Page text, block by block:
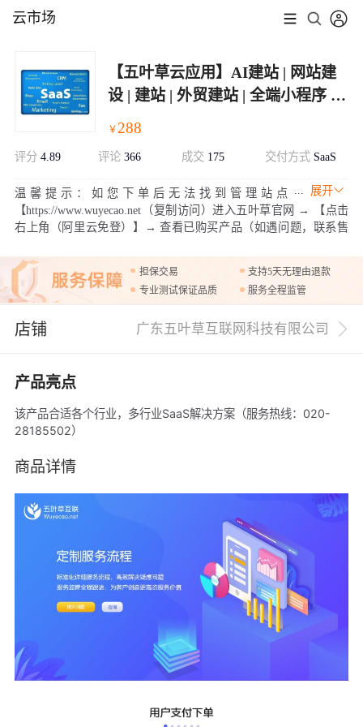
云市场
【五叶草云应用】AI建站 | 网站建
设 | 建站 | 外贸建站 | 全端小程序 |
￥ 288
评分 4.89 评论 366 成交 175 交付方式 SaaS
展开
温馨提示：如您下单后无法找到管理站点
【https://www.wuyecao.net（复制访问）进入五叶草官网 → 【点击
右上角（阿里云免登）】→ 查看已购买产品（如遇问题，联系售
担保交易
支持5天无理由退款
专业测试保证品质
服务全程监管
店铺 广东五叶草互联网科技有限公司
产品亮点
该产品合适各个行业，多行业SaaS解决方案（服务热线：020-
28185502）
商品详情